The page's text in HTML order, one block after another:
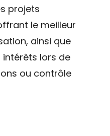
projets
le meilleur
ainsi que
lors de
ou contrôle